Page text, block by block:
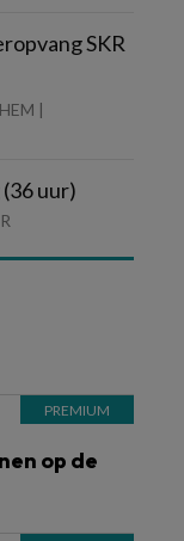
SKR
|
uur)
op de